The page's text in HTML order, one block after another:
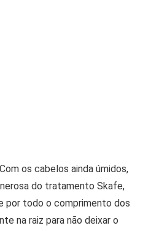
Com os cabelos ainda úmidos,
do tratamento Skafe,
por todo o comprimento dos
na raiz para não deixar o